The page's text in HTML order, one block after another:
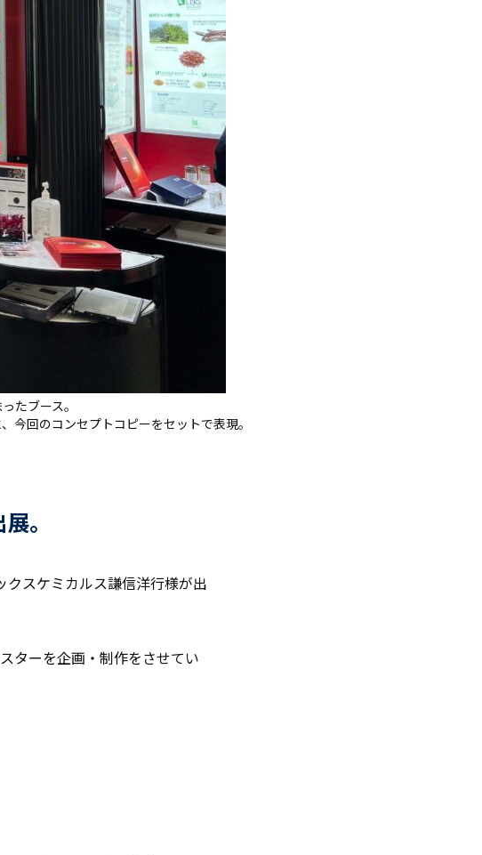
たブース。
今回のコンセプトコピーをセットで表現。
。
スケミカルス謙信洋行様が出
ターを企画・制作をさせてい